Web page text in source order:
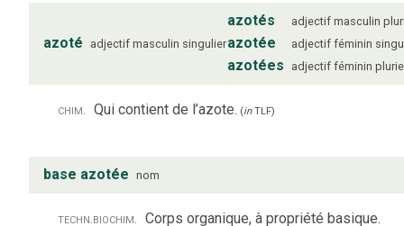
azoté adjectif masculin singulier
azotés adjectif masculin
azotée adjectif féminin
azotées adjectif féminin
chim. Qui contient de l’azote. (inTLF)
base azotée nom
techn.biochim. Corps organique, à propriété basique.